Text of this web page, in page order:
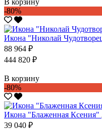
-80%
Икона "Николай
88 964 ₽
444 820 ₽
В корзину
-80%
Икона "Блаженная Ксения"
39 040 ₽